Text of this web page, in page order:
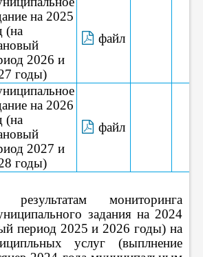
на 2025
(на
2026 и
годы)
файл
на 2026
(на
2027 и
годы)
файл
мониторинга
задания на 2024
период 2025 и 2026 годы) на
услуг (выплнение